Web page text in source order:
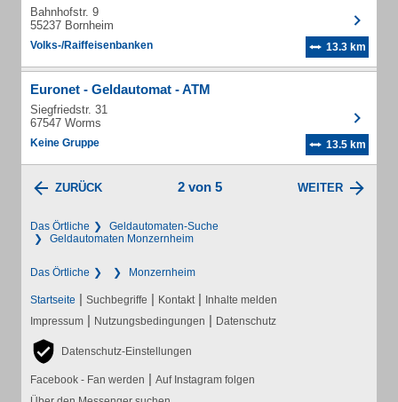
Bahnhofstr. 9
55237 Bornheim
Volks-/Raiffeisenbanken 13.3 km
Euronet - Geldautomat - ATM
Siegfriedstr. 31
67547 Worms
Keine Gruppe 13.5 km
ZURÜCK 2 von 5 WEITER
Das Örtliche
Geldautomaten-Suche
Geldautomaten Monzernheim
Das Örtliche Monzernheim
Startseite | Suchbegriffe | Kontakt | Inhalte melden
Impressum | Nutzungsbedingungen | Datenschutz
Datenschutz-Einstellungen
Facebook - Fan werden | Auf Instagram folgen